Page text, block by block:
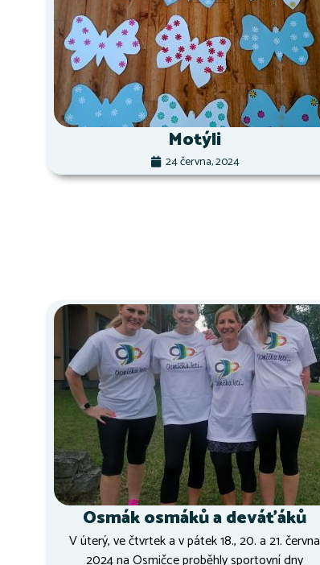
Motýli
24 června, 2024
Osmák osmáků a deváťáků
V úterý, ve čtvrtek a v pátek 18., 20. a 21. června
2024 na Osmičce proběhly sportovní dny